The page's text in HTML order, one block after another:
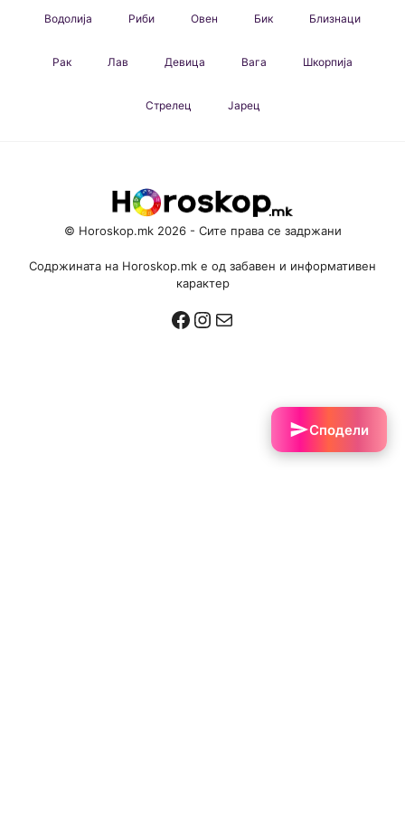
Водолија Риби Овен Бик Близнаци
Рак Лав Девица Вага Шкорпија
Стрелец Јарец
© Horoskop.mk 2026 - Сите права се задржани
Содржината на Horoskop.mk е од забавен и информативен
карактер
Facebook
Instagram
Mail
Сподели